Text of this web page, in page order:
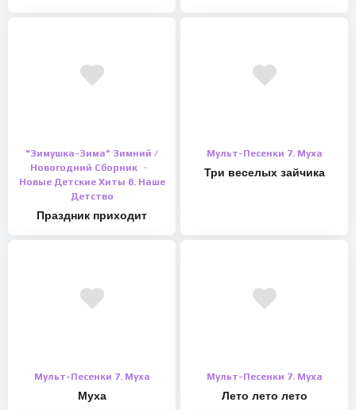
"Зимушка-Зима" Зимний /
Новогодний Сборник
Новые Детские Хиты 8. Наше
Детство
Праздник приходит
Мульт-Песенки 7. Муха
Три веселых зайчика
Мульт-Песенки 7. Муха
Муха
Мульт-Песенки 7. Муха
Лето лето лето